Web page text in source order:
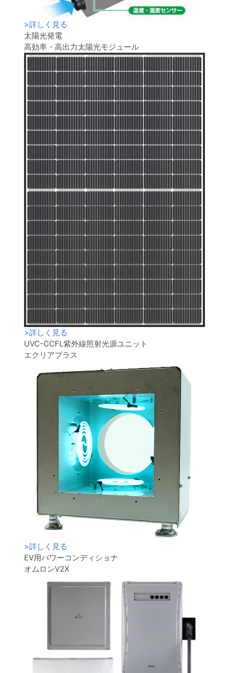
>詳しく見る
太陽光発電
高効率・高出力太陽光モジュール
>詳しく見る
UVC-CCFL紫外線照射光源ユニット
エクリアプラス
>詳しく見る
EV用パワーコンディショナ
オムロンV2X